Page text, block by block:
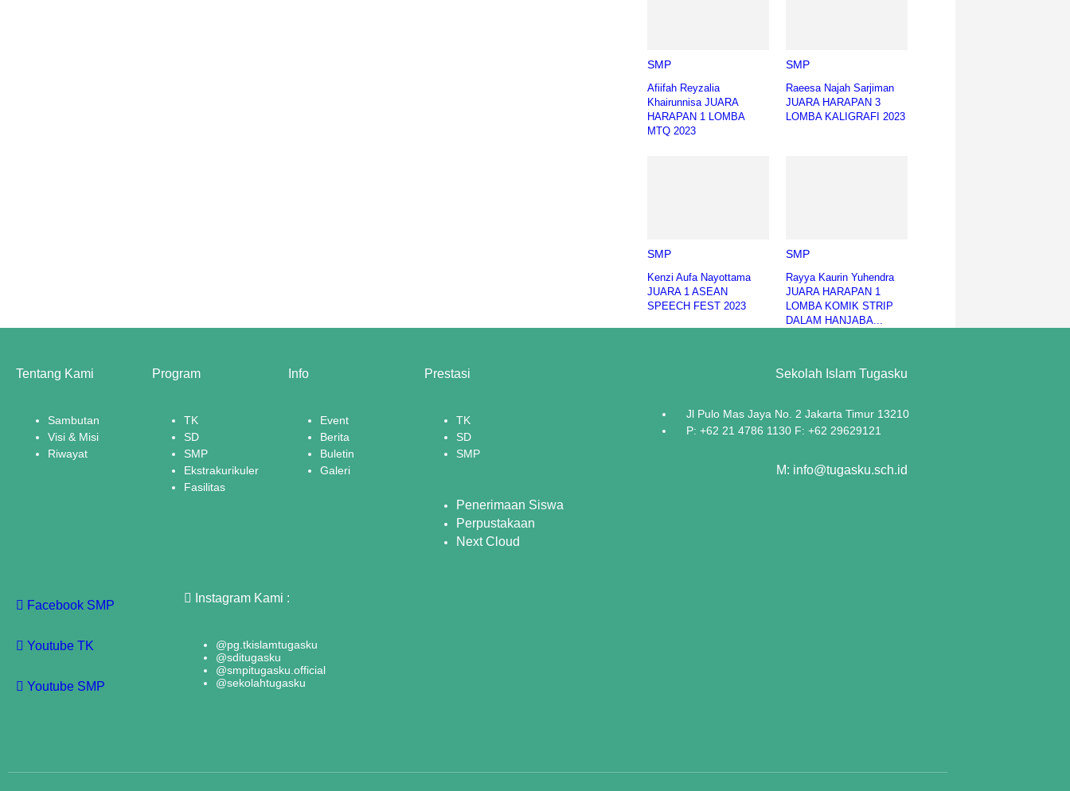
SMP
Afiifah Reyzalia
Khairunnisa JUARA
HARAPAN 1 LOMBA
MTQ 2023
SMP
Raeesa Najah Sarjiman
JUARA HARAPAN 3
LOMBA KALIGRAFI 2023
SMP
Kenzi Aufa Nayottama
JUARA 1 ASEAN
SPEECH FEST 2023
SMP
Rayya Kaurin Yuhendra
JUARA HARAPAN 1
LOMBA KOMIK STRIP
DALAM HANJABA...
Tentang Kami
Sambutan
Visi & Misi
Riwayat
Program
TK
SD
SMP
Ekstrakurikuler
Fasilitas
Info
Event
Berita
Buletin
Galeri
Prestasi
TK
SD
SMP
Penerimaan Siswa
Perpustakaan
Next Cloud
Sekolah Islam Tugasku
Jl Pulo Mas Jaya No. 2 Jakarta Timur 13210
P: +62 21 4786 1130 F: +62 29629121
M: info@tugasku.sch.id
Facebook SMP
Youtube TK
Youtube SMP
Instagram Kami :
@pg.tkislamtugasku
@sditugasku
@smpitugasku.official
@sekolahtugasku